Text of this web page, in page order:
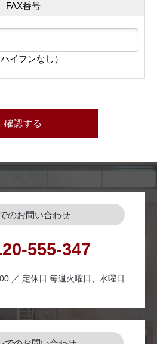
FAX番号
イフンなし）
確認する
でのお問い合わせ
555-347
／ 定休日 毎週火曜日、水曜日